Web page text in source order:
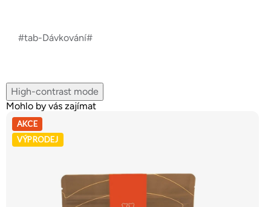
#tab-Dávkování#
High-contrast mode
Mohlo by vás zajímat
AKCE
VÝPRODEJ